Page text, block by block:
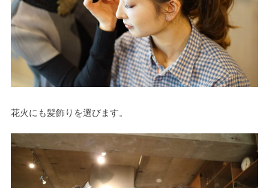
花火にも髪飾りを選びます。